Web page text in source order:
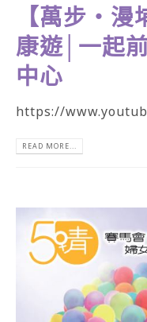
【萬步‧漫
康遊│一起
中心
https://
READ MORE...